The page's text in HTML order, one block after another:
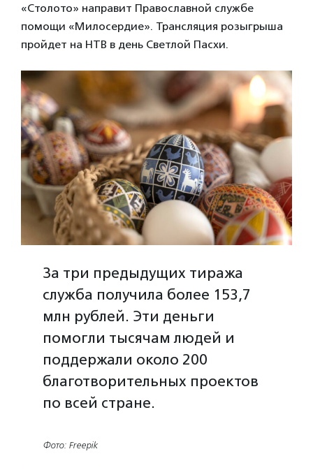
«Столото» направит Православной службе
помощи «Милосердие». Трансляция розыгрыша
пройдет на НТВ в день Светлой Пасхи.
За три предыдущих тиража
служба получила более 153,7
млн рублей. Эти деньги
помогли тысячам людей и
поддержали около 200
благотворительных проектов
по всей стране.
Фото: Freepik